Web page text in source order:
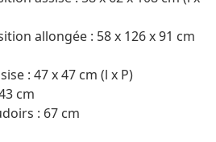
allongée : 58 x 126 x 91 cm
: 47 x 47 cm (l x P)
cm
: 67 cm